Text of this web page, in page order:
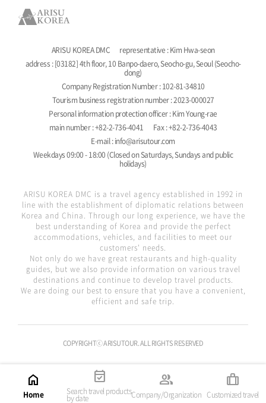
home
Home
event_available
Search travel products
by date
group
Company/Organization
trip
Customized travel
ARISU KOREA DMC
representative : Kim Hwa-seon
address : [03182] 4th floor, 10 Banpo-daero, Seocho-gu, Seoul (Seocho-
dong)
Company Registration Number : 102-81-34810
Tourism business registration number : 2023-000027
Personal information protection officer : Kim Young-rae
main number : +82-2-736-4041
Fax : +82-2-736-4043
E-mail : info@arisutour.com
Weekdays 09:00 - 18:00 (Closed on Saturdays, Sundays and public
holidays)
ARISU KOREA DMC is a travel agency established in 1992 in
line with the establishment of diplomatic relations between
Korea and China. Through our long experience, we have the
best understanding of Korea and provide the perfect
accommodations, vehicles, and facilities to meet our
customers' needs.
Not only do we have great restaurants and high-quality
guides, but we also provide information on various travel
destinations and continue to develop travel products.
We are doing our best to ensure that you have a convenient,
efficient and safe trip.
COPYRIGHTⓒ ARISUTOUR. ALL RIGHTS RESERVED